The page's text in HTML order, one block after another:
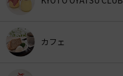
カフェ